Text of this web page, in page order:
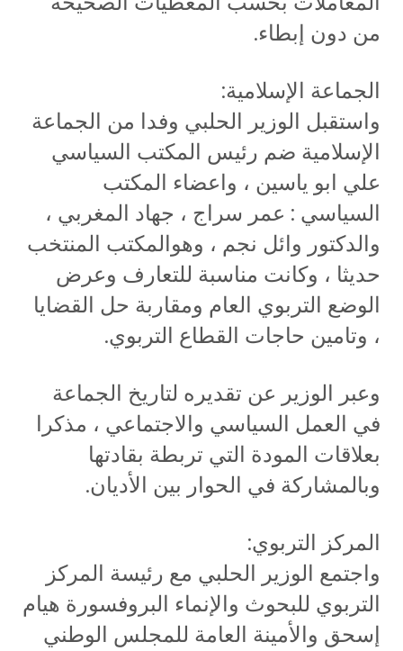
من دون إبطاء.
الجماعة الإسلامية:
واستقبل الوزير الحلبي وفدا من الجماعة
الإسلامية ضم رئيس المكتب السياسي
علي ابو ياسين ، واعضاء المكتب
السياسي : عمر سراج ، جهاد المغربي ،
والدكتور وائل نجم ، وهوالمكتب المنتخب
حديثا ، وكانت مناسبة للتعارف وعرض
الوضع التربوي العام ومقاربة حل القضايا
، وتامين حاجات القطاع التربوي.
وعبر الوزير عن تقديره لتاريخ الجماعة
في العمل السياسي والاجتماعي ، مذكرا
بعلاقات المودة التي تربطة بقادتها
وبالمشاركة في الحوار بين الأديان.
المركز التربوي:
واجتمع الوزير الحلبي مع رئيسة المركز
التربوي للبحوث والإنماء البروفسورة هيام
إسحق والأمينة العامة للمجلس الوطني